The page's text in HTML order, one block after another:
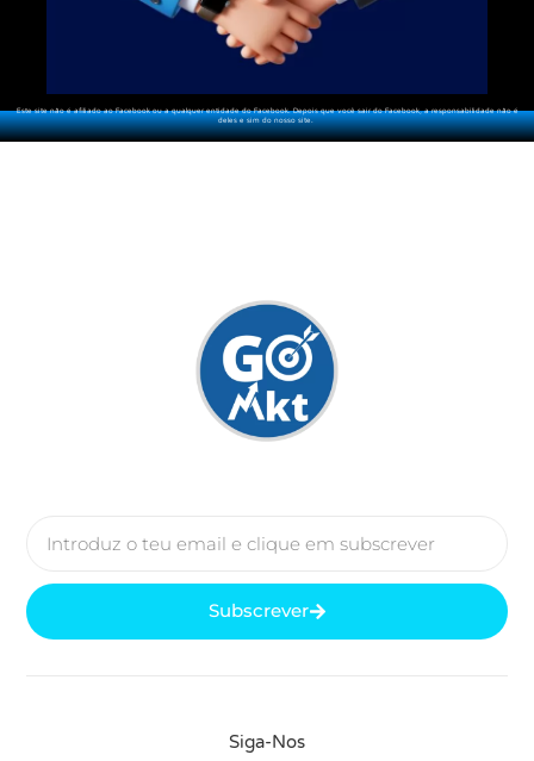
Este site não é afiliado ao Facebook ou a qualquer entidade do Facebook.Depois que você sair do Facebook, a responsabilidade não é
deles e sim do nosso site.
Subscrever
Siga-Nos